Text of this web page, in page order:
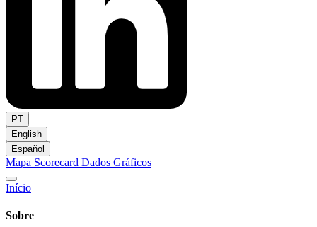
PT
English
Español
Mapa Scorecard Dados Gráficos
Início
Sobre